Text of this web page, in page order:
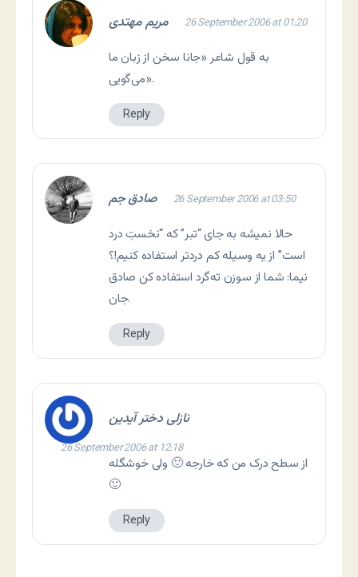
مریم مهتدی 26 September 2006 at 01:20
به قول شاعر «جانا سخن از زبان ما
می‌گویی».
Reply
صادق جم 26 September 2006 at 03:50
حالا نميشه به جای “تبر” که “نخستِ درد
است” از يه وسيله کم دردتر استفاده کنيم!؟
نيما: شما از سوزن ته‌گرد استفاده کن صادق
جان.
Reply
نازلی دختر آیدین
26 September 2006 at 12:18
از سطح درک من که خارجه 🙂 ولی خوشگله
🙂
Reply